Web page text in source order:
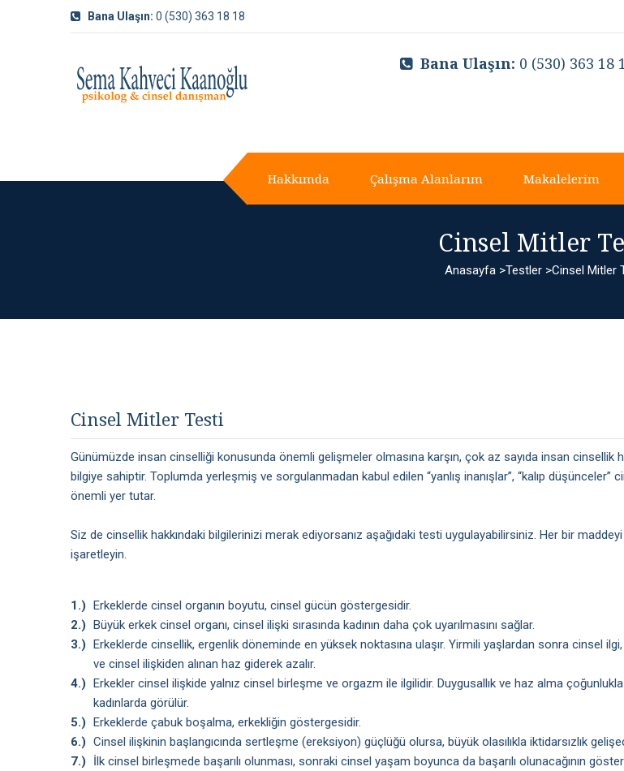
Bana Ulaşın: 0 (530) 363 18 18
Bana Ulaşın: 0 (530) 363 18
Hakkımda Çalışma Alanlarım Makalelerim
Cinsel Mitler
Anasayfa >Testler >Cinsel Mitler
Cinsel Mitler Testi
Günümüzde insan cinselliği konusunda önemli gelişmeler olmasına karşın, çok az sayıda insan cinsellik
bilgiye sahiptir. Toplumda yerleşmiş ve sorgulanmadan kabul edilen “yanlış inanışlar”, “kalıp düşünceler”
önemli yer tutar.
Siz de cinsellik hakkındaki bilgilerinizi merak ediyorsanız aşağıdaki testi uygulayabilirsiniz. Her bir
işaretleyin.
1.) Erkeklerde cinsel organın boyutu, cinsel gücün göstergesidir.
2.) Büyük erkek cinsel organı, cinsel ilişki sırasında kadının daha çok uyarılmasını sağlar.
3.) Erkeklerde cinsellik, ergenlik döneminde en yüksek noktasına ulaşır. Yirmili yaşlardan sonra cinsel
ve cinsel ilişkiden alınan haz giderek azalır.
4.) Erkekler cinsel ilişkide yalnız cinsel birleşme ve orgazm ile ilgilidir. Duygusallık ve haz alma çoğunlukla
kadınlarda görülür.
5.) Erkeklerde çabuk boşalma, erkekliğin göstergesidir.
6.) Cinsel ilişkinin başlangıcında sertleşme (ereksiyon) güçlüğü olursa, büyük olasılıkla iktidarsızlık
7.)
İlk cinsel birleşmede başarılı olunması, sonraki cinsel yaşam boyunca da başarılı olunacağının